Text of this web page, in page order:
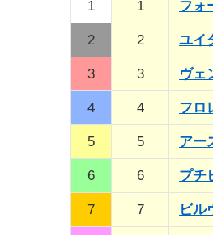
1 1 フォ
2 2 ユイ
3 3 ヴェ
4 4 フロ
5 5 アー
6 6 プチ
7 7 ビル